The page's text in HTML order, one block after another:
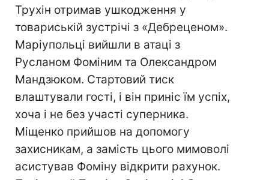
Трухін отримав ушкодження у
товариській зустрічі з «Дебреценом».
Маріупольці вийшли в атаці з
Русланом Фоміним та Олександром
Мандзюком. Стартовий тиск
влаштували гості, і він приніс їм успіх,
хоча і не без участі суперника.
Міщенко прийшов на допомогу
захисникам, а замість цього мимоволі
асистував Фоміну відкрити рахунок.